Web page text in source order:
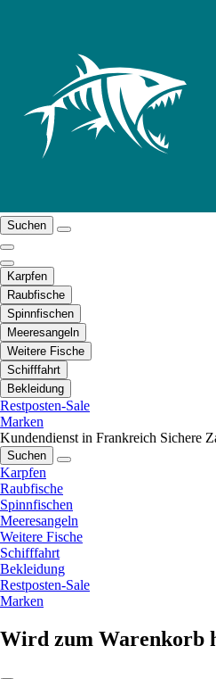
Suchen
Karpfen
Raubfische
Spinnfischen
Meeresangeln
Weitere Fische
Schifffahrt
Bekleidung
Restposten-Sale
Marken
Kundendienst in Frankreich Sichere
Suchen
Karpfen
Raubfische
Spinnfischen
Meeresangeln
Weitere Fische
Schifffahrt
Bekleidung
Restposten-Sale
Marken
Wird zum Warenkorb